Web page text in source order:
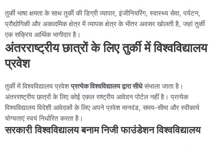
तुर्की भाषा क्षमता के साथ तुर्की की डिग्री व्यापार, इंजीनियरिंग, स्वास्थ्य सेवा, पर्यटन,
प्रौद्योगिकी और अकादमिक क्षेत्र में व्यापक क्षेत्र के भीतर अवसर खोलती है, जहां तुर्की
एक सक्रिय आर्थिक भागीदार है।
अंतरराष्ट्रीय छात्रों के लिए तुर्की में विश्वविद्यालय
प्रवेश
तुर्की में विश्वविद्यालय प्रवेशप्रत्येक विश्वविद्यालय द्वारा सीधेसंभाला जाता है।
अंतरराष्ट्रीय छात्रों के लिए कोई एकल राष्ट्रीय आवेदन पोर्टल नहीं है। प्रत्येक
विश्वविद्यालय विदेशी आवेदकों के लिए अपने प्रवेश मानदंड, समय-सीमा और स्वीकार्य
योग्यताएं स्वयं निर्धारित करता है।
सरकारी विश्वविद्यालय बनाम निजी फाउंडेशन विश्वविद्यालय